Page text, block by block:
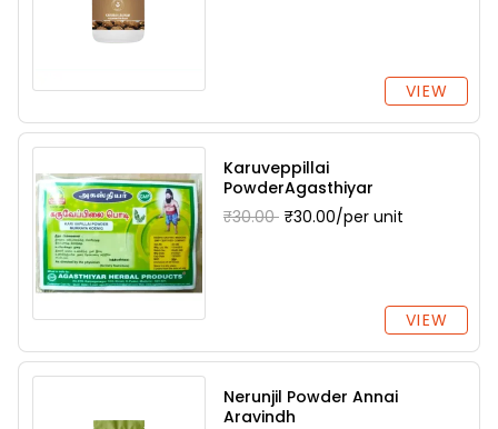
VIEW
Karuveppillai
PowderAgasthiyar
₹30.00 ₹30.00/per unit
VIEW
Nerunjil Powder Annai
Aravindh